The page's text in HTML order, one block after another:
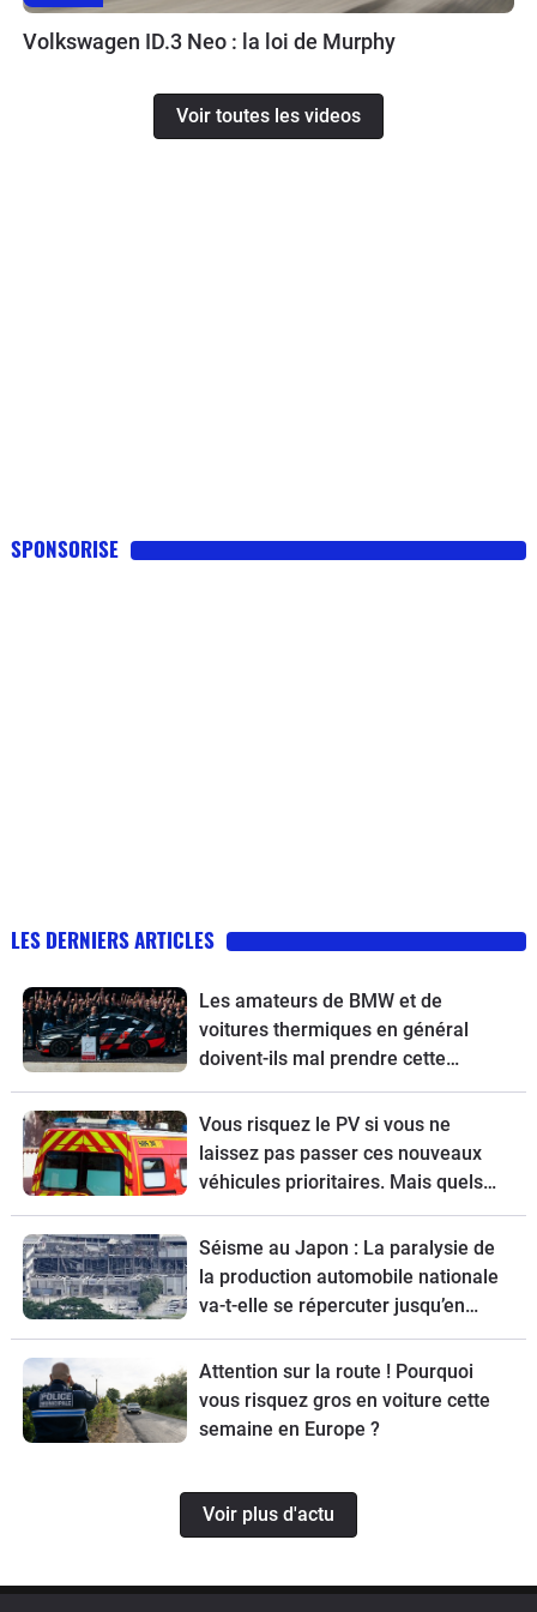
Volkswagen ID.3 Neo : la loi de Murphy
Voir toutes les videos
SPONSORISE
LES DERNIERS ARTICLES
Les amateurs de BMW et de
voitures thermiques en général
doivent-ils mal prendre cette
nouvelle ?
Vous risquez le PV si vous ne
laissez pas passer ces nouveaux
véhicules prioritaires. Mais quels
sont-ils ?
Séisme au Japon : La paralysie de
la production automobile nationale
va-t-elle se répercuter jusqu’en
Europe ?
Attention sur la route ! Pourquoi
vous risquez gros en voiture cette
semaine en Europe ?
Voir plus d'actu